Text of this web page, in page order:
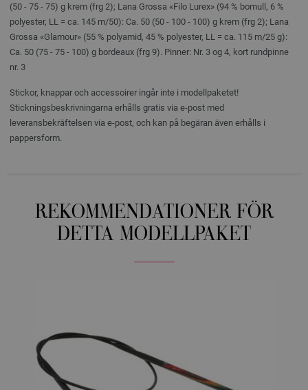
(50 - 75 - 75) g krem (frg 2); Lana Grossa «Filo Lurex» (94 % bomull, 6 %
polyester, LL = ca. 145 m/50): Ca. 50 (50 - 100 - 100) g krem (frg 2); Lana
Grossa «Glamour» (55 % polyamid, 45 % polyester, LL = ca. 115 m/25 g):
Ca. 50 (75 - 75 - 100) g bordeaux (frg 9). Pinner: Nr. 3 og 4, kort rundpinne
nr. 3
Stickor, knappar och accessoirer ingår inte i modellpaketet!
Stickningsbeskrivningarna erhålls gratis via e-post med
leveransbekräftelsen via e-post, och kan på begäran även erhålls i
pappersform.
REKOMMENDATIONER FÖR
DETTA MODELLPAKET